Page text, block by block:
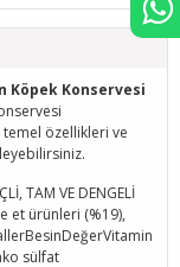
Köpek Konservesi
özellikleri ve
TAM VE DENGELİ
et ürünleri (%19),
sülfat